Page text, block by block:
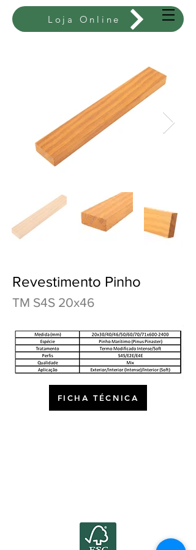
Loja Online
Revestimento Pinho
TM S4S 20x46
FICHA TÉCNICA